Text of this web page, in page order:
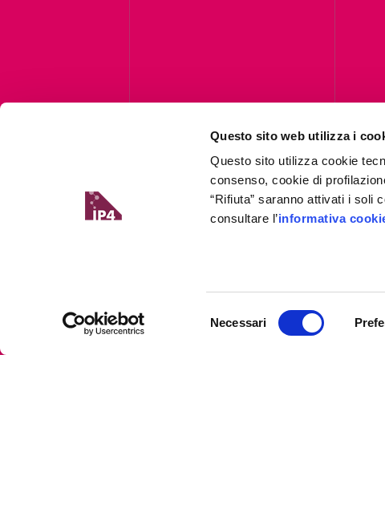
Questo sito web utilizza i
Questo sito utilizza cookie
consenso, cookie di
“Rifiuta” saranno attivati i soli
consultare l’informativa
Necessari